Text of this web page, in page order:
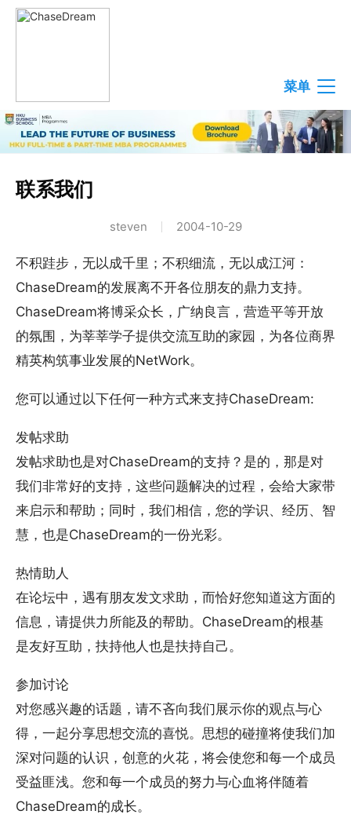
菜单
联系我们
steven 2004-10-29
不积跬步，无以成千里；不积细流，无以成江河：
ChaseDream的发展离不开各位朋友的鼎力支持。
ChaseDream将博采众长，广纳良言，营造平等开放
的氛围，为莘莘学子提供交流互助的家园，为各位商界
精英构筑事业发展的NetWork。
您可以通过以下任何一种方式来支持ChaseDream:
发帖求助
发帖求助也是对ChaseDream的支持？是的，那是对
我们非常好的支持，这些问题解决的过程，会给大家带
来启示和帮助；同时，我们相信，您的学识、经历、智
慧，也是ChaseDream的一份光彩。
热情助人
在论坛中，遇有朋友发文求助，而恰好您知道这方面的
信息，请提供力所能及的帮助。ChaseDream的根基
是友好互助，扶持他人也是扶持自己。
参加讨论
对您感兴趣的话题，请不吝向我们展示你的观点与心
得，一起分享思想交流的喜悦。思想的碰撞将使我们加
深对问题的认识，创意的火花，将会使您和每一个成员
受益匪浅。您和每一个成员的努力与心血将伴随着
ChaseDream的成长。